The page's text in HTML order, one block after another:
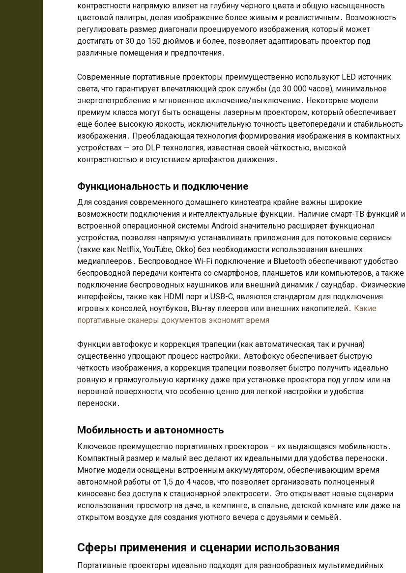
контрастности напрямую влияет на глубину чёрного цвета и общую насыщенность
цветовой палитры, делая изображение более живым и реалистичным․ Возможность
регулировать размер диагонали проецируемого изображения, который может
достигать от 30 до 150 дюймов и более, позволяет адаптировать проектор под
различные помещения и предпочтения․
Современные портативные проекторы преимущественно используют LED источник
света, что гарантирует впечатляющий срок службы (до 30 000 часов), минимальное
энергопотребление и мгновенное включение/выключение․ Некоторые модели
премиум класса могут быть оснащены лазерным проектором, который обеспечивает
ещё более высокую яркость, исключительную точность цветопередачи и стабильность
изображения․ Преобладающая технология формирования изображения в компактных
устройствах — это DLP технология, известная своей чёткостью, высокой
контрастностью и отсутствием артефактов движения․
Функциональность и подключение
Для создания современного домашнего кинотеатра крайне важны широкие
возможности подключения и интеллектуальные функции․ Наличие смарт-ТВ функций и
встроенной операционной системы Android значительно расширяет функционал
устройства, позволяя напрямую устанавливать приложения для потоковые сервисы
(такие как Netflix, YouTube, Okko) без необходимости использования внешних
медиаплееров․ Беспроводное Wi-Fi подключение и Bluetooth обеспечивают удобство
беспроводной передачи контента со смартфонов, планшетов или компьютеров, а также
подключение беспроводных наушников или внешний динамик / саундбар․ Физические
интерфейсы, такие как HDMI порт и USB-C, являются стандартом для подключения
игровых консолей, ноутбуков, Blu-ray плееров или внешних накопителей․ Какие
портативные сканеры документов экономят время
Функции автофокус и коррекция трапеции (как автоматическая, так и ручная)
существенно упрощают процесс настройки․ Автофокус обеспечивает быструю
чёткость изображения, а коррекция трапеции позволяет быстро получить идеально
ровную и прямоугольную картинку даже при установке проектора под углом или на
неровной поверхности, что особенно ценно для легкой настройки и удобства
переноски․
Мобильность и автономность
Ключевое преимущество портативных проекторов – их выдающаяся мобильность․
Компактный размер и малый вес делают их идеальными для удобства переноски․
Многие модели оснащены встроенным аккумулятором, обеспечивающим время
автономной работы от 1,5 до 4 часов, что позволяет организовать полноценный
киносеанс без доступа к стационарной электросети․ Это открывает новые сценарии
использования: просмотр на даче, в кемпинге, в спальне, детской комнате или даже на
открытом воздухе для создания уютного вечера с друзьями и семьёй․
Сферы применения и сценарии использования
Портативные проекторы идеально подходят для разнообразных мультимедийных